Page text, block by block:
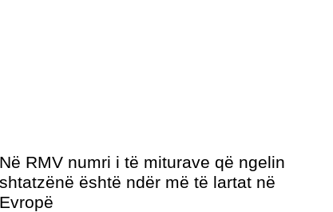
Në RMV numri i të miturave që ngelin
shtatzënë është ndër më të lartat në
Evropë